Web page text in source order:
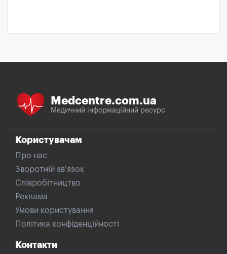
Medcentre.com.ua
Медичний інформаційний ресурс
Користувачам
Про нас
Зворотній зв'язок
Співробітництво
Реклама
Умови користування
Політика конфіденційності
Контакти